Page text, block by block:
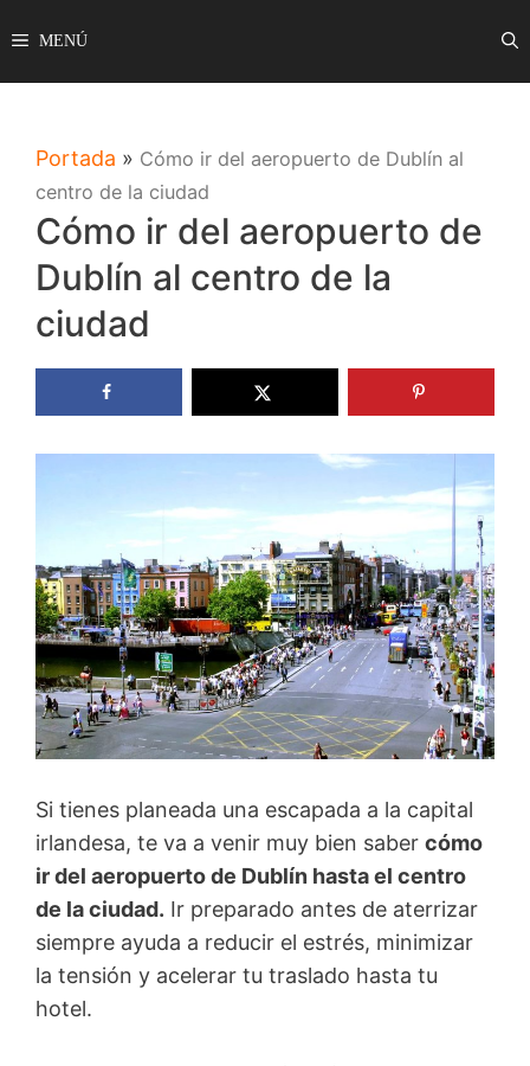
al
contenido
MENÚ
Portada » Cómo ir del aeropuerto de Dublín al
centro de la ciudad
Cómo ir del aeropuerto de
Dublín al centro de la
ciudad
Si tienes planeada una escapada a la capital
irlandesa, te va a venir muy bien saber cómo
ir del aeropuerto de Dublín hasta el centro
de la ciudad. Ir preparado antes de aterrizar
siempre ayuda a reducir el estrés, minimizar
la tensión y acelerar tu traslado hasta tu
hotel.